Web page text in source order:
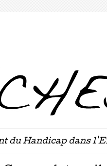
du Handicap dans